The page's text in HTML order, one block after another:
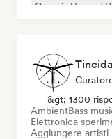
Organic House /
&gt; 1300
AmbientBass
Elettronica
Aggiungere artisti